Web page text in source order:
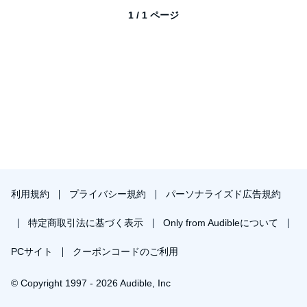
1 / 1 ページ
利用規約 プライバシー規約 パーソナライズド広告規約
特定商取引法に基づく表示 Only from Audibleについて
PCサイト クーポンコードのご利用
© Copyright 1997 - 2026 Audible, Inc